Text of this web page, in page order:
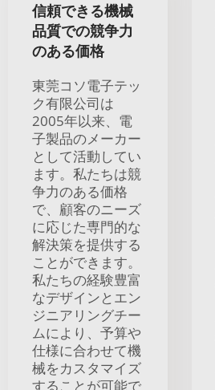
信頼できる機械
品質での競争力
のある価格
東莞コソ電子テッ
ク有限公司は
2005年以来、電
子製品のメーカー
として活動してい
ます。私たちは競
争力のある価格
で、顧客のニーズ
に応じた専門的な
解決策を提供する
ことができます。
私たちの経験豊富
なデザインとエン
ジニアリングチー
ムにより、予算や
仕様に合わせて機
械をカスタマイズ
することが可能で